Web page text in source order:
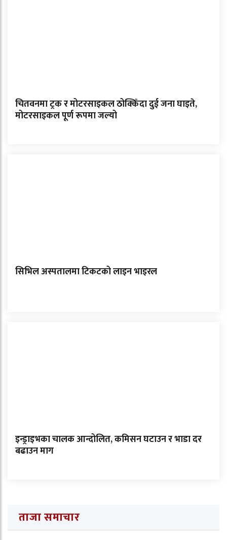
चितवनमा ट्रक र मोटरसाइकल ठोक्किँदा दुई जना घाइते,
मोटरसाइकल पूर्ण रूपमा जल्यो
सिभिल अस्पतालमा टिकटको लाइन भाइरल
इन्ड्राइभका चालक आन्दोलित, कमिसन घटाउन र भाडा दर
बढाउन माग
ताजा समाचार